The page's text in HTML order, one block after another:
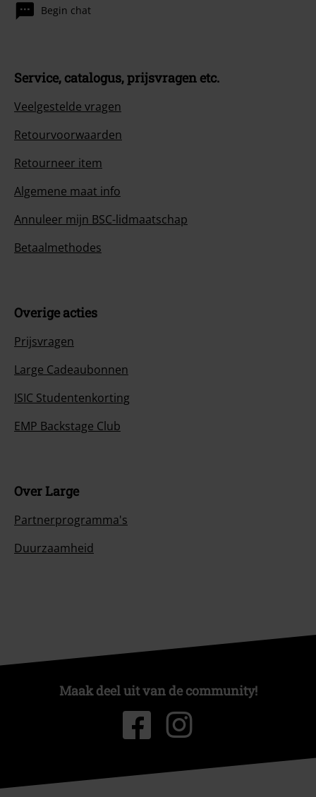
Begin chat
Service, catalogus, prijsvragen etc.
Veelgestelde vragen
Retourvoorwaarden
Retourneer item
Algemene maat info
Annuleer mijn BSC-lidmaatschap
Betaalmethodes
Overige acties
Prijsvragen
Large Cadeaubonnen
ISIC Studentenkorting
EMP Backstage Club
Over Large
Partnerprogramma's
Duurzaamheid
Maak deel uit van de community!